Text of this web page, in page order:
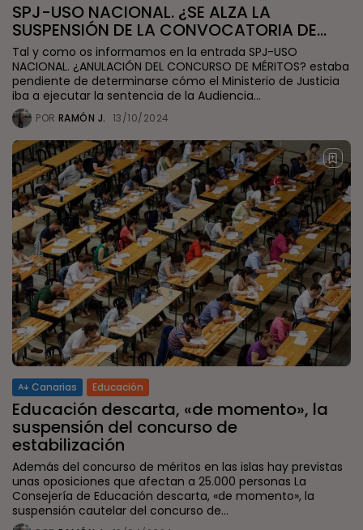
SPJ-USO NACIONAL. ¿SE ALZA LA
SUSPENSIÓN DE LA CONVOCATORIA DE...
Tal y como os informamos en la entrada SPJ-USO
NACIONAL. ¿ANULACIÓN DEL CONCURSO DE MÉRITOS? estaba
pendiente de determinarse cómo el Ministerio de Justicia
iba a ejecutar la sentencia de la Audiencia...
POR RAMÓN J. 13/10/2024
Canarias Educación
Educación descarta, «de momento», la
suspensión del concurso de
estabilización
Además del concurso de méritos en las islas hay previstas
unas oposiciones que afectan a 25.000 personas La
Consejería de Educación descarta, «de momento», la
suspensión cautelar del concurso de...